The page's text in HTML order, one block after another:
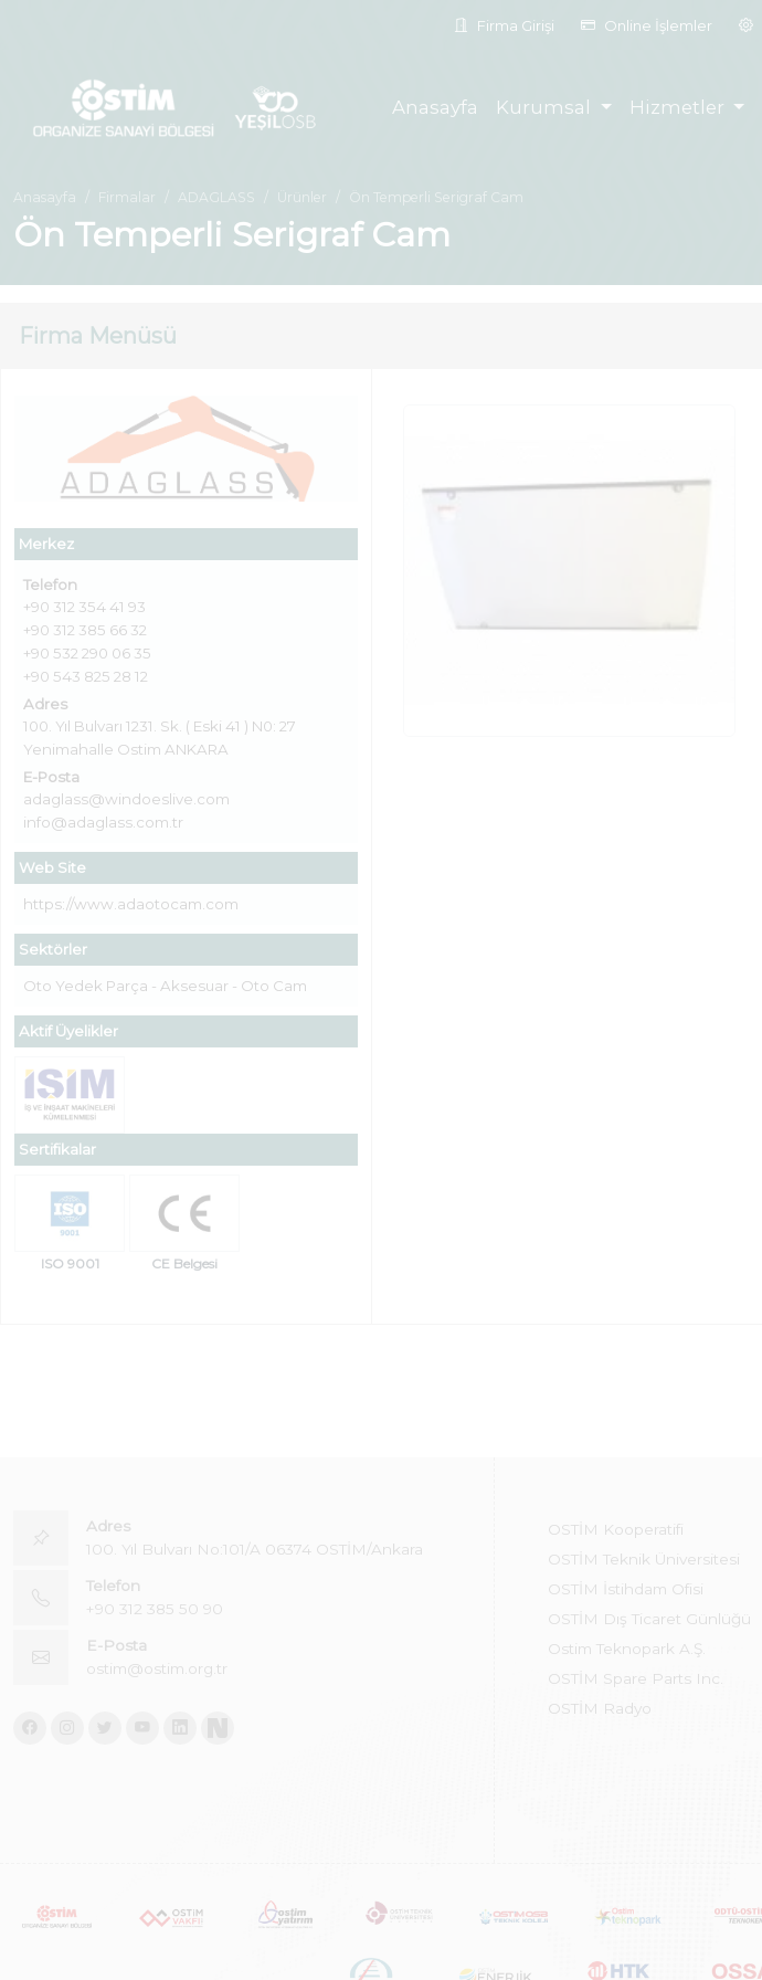
Firma Girişi Online İşlemler
Anasayfa Kurumsal Hizmetler
Anasayfa Firmalar ADAGLASS Ürünler Ön Temperli Serigraf Cam
Ön Temperli Serigraf Cam
Firma Menüsü
Merkez
Telefon
+90 312 354 41 93
+90 312 385 66 32
+90 532 290 06 35
+90 543 825 28 12
Adres
100. Yıl Bulvarı 1231. Sk. ( Eski 41 ) N0: 27
Yenimahalle Ostim ANKARA
E-Posta
adaglass@windoeslive.com
info@adaglass.com.tr
Web Site
https://www.adaotocam.com
Sektörler
Oto Yedek Parça - Aksesuar - Oto Cam
Aktif Üyelikler
Sertifikalar
ISO 9001 CE Belgesi
Adres
100. Yıl Bulvarı No:101/A 06374 OSTİM/Ankara
Telefon
+90 312 385 50 90
E-Posta
ostim@ostim.org.tr
OSTİM Kooperatifi
OSTİM Teknik Üniversitesi
OSTİM İstihdam Ofisi
OSTİM Dış Ticaret Günlüğü
Ostim Teknopark A.Ş.
OSTİM Spare Parts Inc.
OSTİM Radyo